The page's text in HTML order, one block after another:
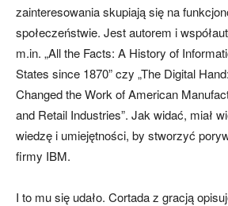
zainteresowania skupiają się na
społeczeństwie. Jest autorem i
m.in. „All the Facts: A History of
States since 1870” czy „The Digital
Changed the Work of American
and Retail Industries”. Jak widać, miał
wiedzę i umiejętności, by stworzyć
firmy IBM.
I to mu się udało. Cortada z gracją